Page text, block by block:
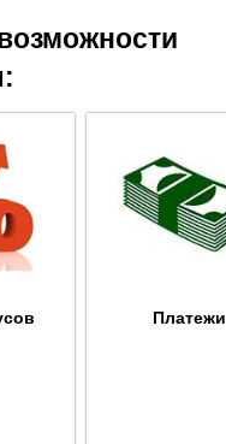
Платежи